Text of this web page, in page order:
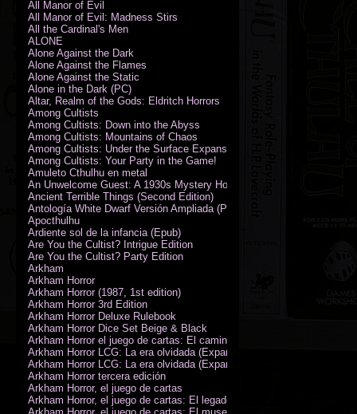
All Manor of Evil
All Manor of Evil: Madness Stirs
All the Cardinal's Men
ALONE
Alone Against the Dark
Alone Against the Flames
Alone Against the Static
Alone in the Dark (PC)
Altar, Realm of the Gods: Eldritch Horrors
Among Cultists
Among Cultists: Down into the Abyss
Among Cultists: Mountains of Chaos
Among Cultists: Under the Surface Expansion
Among Cultists: Your Party in the Game!
Amuleto Cthulhu en metal
An Unwelcome Guest: A 1930s Mystery Horror Adventure RPG
Ancient Terrible Things (Second Edition)
Antología White Dwarf Versión Ampliada (PDF)
Apocthulhu
Ardiente sol de la infancia (Epub)
Are You the Cultist? Intrigue Edition
Are You the Cultist? Party Edition
Arkham
Arkham Horror
Arkham Horror (1987, 1st edition)
Arkham Horror 3rd Edition
Arkham Horror Deluxe Rulebook
Arkham Horror Dice Set Beige & Black
Arkham Horror el juego de cartas: El camino a Carcosa - Exp.
Arkham Horror LCG: La era olvidada (Expansión de campaña)
Arkham Horror LCG: La era olvidada (Expansión de investigadores)
Arkham Horror tercera edición
Arkham Horror, el juego de cartas
Arkham Horror, el juego de cartas: El legado de Dunwich expansión